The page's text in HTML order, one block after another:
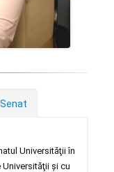
Universităţii în
şi cu